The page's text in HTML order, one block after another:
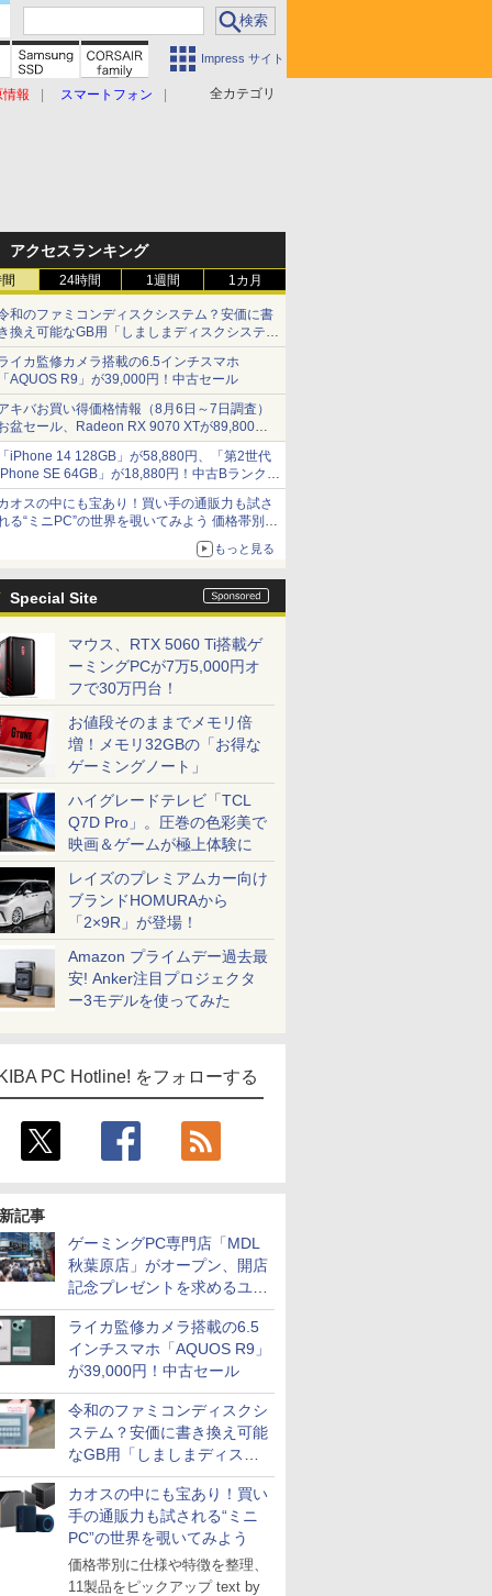
Impress サイト
全カテゴリ
情報 スマートフォン
アクセスランキング
24時間 1週間 1カ月
和のファミコンディスクシステム？安価に書
換え可能なGB用「しましまディスクシステ
」
イカ監修カメラ搭載の6.5インチスマホ
AQUOS R9」が39,000円！中古セール
キバお買い得価格情報（8月6日～7日調査）
盆セール、Radeon RX 9070 XTが89,800
、水平周波数24.8kHz対応の17型モニターが
円、暑さ指数連動セール ほか
iPhone 14 128GB」が58,880円、「第2世代
SE 64GB」が18,880円！中古Bランク品
ール
オスの中にも宝あり！買い手の通販力も試さ
る“ミニPC”の世界を覗いてみよう 価格帯別に
様や特徴を整理、11製品をピックアップ text
もっと見る
Special Site
マウス、RTX 5060 Ti搭載ゲ
ーミングPCが7万5,000円オ
フで30万円台！
お値段そのままでメモリ倍
増！メモリ32GBの「お得な
ゲーミングノート」
ハイグレードテレビ「TCL
Q7D Pro」。圧巻の色彩美で
映画＆ゲームが極上体験に
レイズのプレミアムカー向け
ブランドHOMURAから
「2×9R」が登場！
Amazon プライムデー過去最
安! Anker注目プロジェクタ
ー3モデルを使ってみた
PC Hotline! をフォローする
記事
ゲーミングPC専門店「MDL
秋葉原店」がオープン、開店
記念プレゼントを求めるユー
ザーが押し寄せ長蛇の列に
ライカ監修カメラ搭載の6.5
インチスマホ「AQUOS R9」
が39,000円！中古セール
令和のファミコンディスクシ
ステム？安価に書き換え可能
なGB用「しましまディスク
システム」
カオスの中にも宝あり！買い
手の通販力も試される“ミニ
PC”の世界を覗いてみよう
価格帯別に仕様や特徴を整理、
11製品をピックアップ text by